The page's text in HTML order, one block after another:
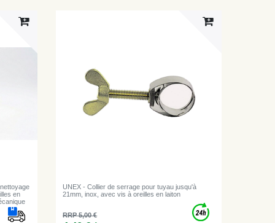
en
UNEX - Collier de serrage pour tuyau jusqu'à
21mm, inox, avec vis à oreilles en laiton
RRP 5,00 €